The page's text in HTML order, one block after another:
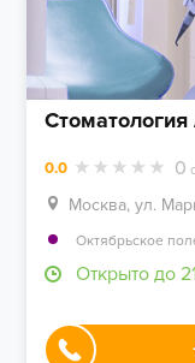
Стоматология
0.0 0
Москва, ул.
Октябрьское
Открыто до